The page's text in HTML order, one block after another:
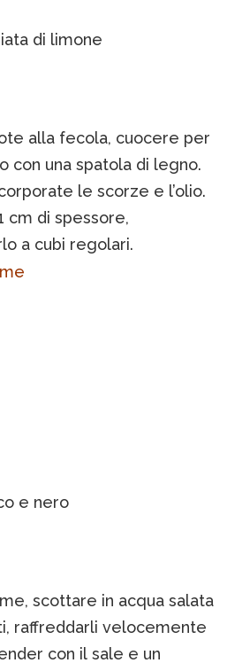
di limone
alla fecola, cuocere per
con una spatola di legno.
le scorze e l’olio.
cm di spessore,
a cubi regolari.
e nero
scottare in acqua salata
raffreddarli velocemente
con il sale e un